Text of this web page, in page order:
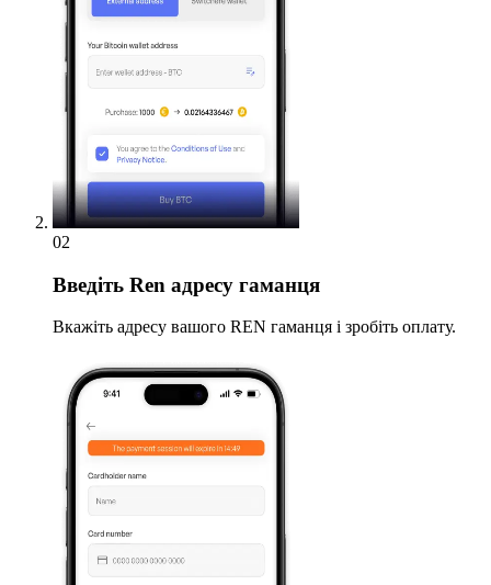
02
Введіть Ren адресу гаманця
Вкажіть адресу вашого REN гаманця і зробіть оплату.